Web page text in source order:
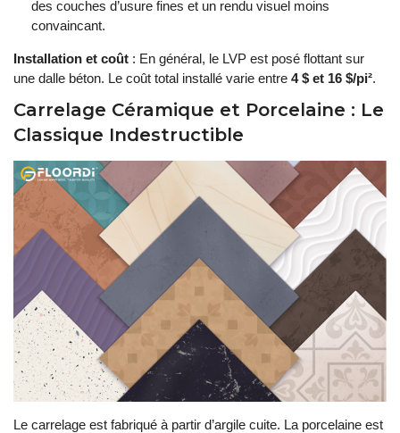
des couches d’usure fines et un rendu visuel moins
convaincant.
Installation et coût : En général, le LVP est posé flottant sur
une dalle béton. Le coût total installé varie entre 4 $ et 16 $/pi².
Carrelage Céramique et Porcelaine : Le
Classique Indestructible
Le carrelage est fabriqué à partir d’argile cuite. La porcelaine est